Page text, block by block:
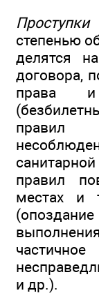
Проступки
степенью
делятся
договора,
права
правил
правил
местах
и др.).